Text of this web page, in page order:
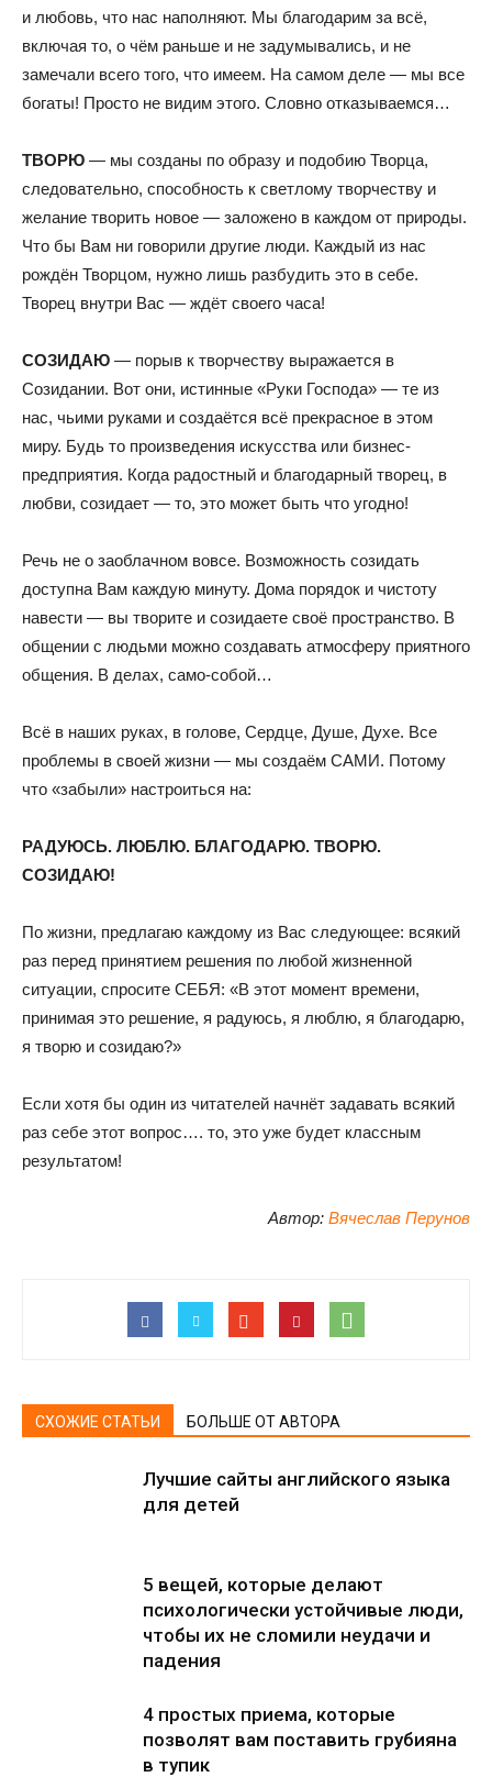
и любовь, что нас наполняют. Мы благодарим за всё,
включая то, о чём раньше и не задумывались, и не
замечали всего того, что имеем. На самом деле — мы все
богаты! Просто не видим этого. Словно отказываемся…
ТВОРЮ — мы созданы по образу и подобию Творца,
следовательно, способность к светлому творчеству и
желание творить новое — заложено в каждом от природы.
Что бы Вам ни говорили другие люди. Каждый из нас
рождён Творцом, нужно лишь разбудить это в себе.
Творец внутри Вас — ждёт своего часа!
СОЗИДАЮ — порыв к творчеству выражается в
Созидании. Вот они, истинные «Руки Господа» — те из
нас, чьими руками и создаётся всё прекрасное в этом
миру. Будь то произведения искусства или бизнес-
предприятия. Когда радостный и благодарный творец, в
любви, созидает — то, это может быть что угодно!
Речь не о заоблачном вовсе. Возможность созидать
доступна Вам каждую минуту. Дома порядок и чистоту
навести — вы творите и созидаете своё пространство. В
общении с людьми можно создавать атмосферу приятного
общения. В делах, само-собой…
Всё в наших руках, в голове, Сердце, Душе, Духе. Все
проблемы в своей жизни — мы создаём САМИ. Потому
что «забыли» настроиться на:
РАДУЮСЬ. ЛЮБЛЮ. БЛАГОДАРЮ. ТВОРЮ.
СОЗИДАЮ!
По жизни, предлагаю каждому из Вас следующее: всякий
раз перед принятием решения по любой жизненной
ситуации, спросите СЕБЯ: «В этот момент времени,
принимая это решение, я радуюсь, я люблю, я благодарю,
я творю и созидаю?»
Если хотя бы один из читателей начнёт задавать всякий
раз себе этот вопрос…. то, это уже будет классным
результатом!
Автор: Вячеслав Перунов
СХОЖИЕ СТАТЬИ БОЛЬШЕ ОТ АВТОРА
Лучшие сайты английского языка
для детей
5 вещей, которые делают
психологически устойчивые люди,
чтобы их не сломили неудачи и
падения
4 простых приема, которые
позволят вам поставить грубияна
в тупик